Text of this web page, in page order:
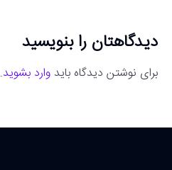
دیدگاهتان را بنویسید
برای نوشتن دیدگاه باید وارد بشوید.